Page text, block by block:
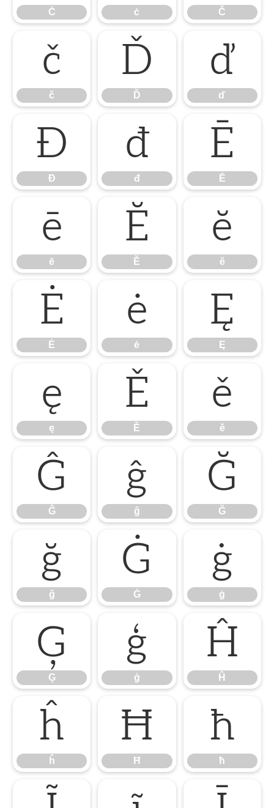
Ċ ċ Č
č
č
Ď
Ď
ď
ď
Đ
Đ
đ
đ
Ē
Ē
ē
ē
Ĕ
Ĕ
ĕ
ĕ
Ė
Ė
ė
ė
Ę
Ę
ę
ę
Ě
Ě
ě
ě
Ĝ
Ĝ
ĝ
ĝ
Ğ
Ğ
ğ
ğ
Ġ
Ġ
ġ
ġ
Ģ
Ģ
ģ
ģ
Ĥ
Ĥ
ĥ
ĥ
Ħ
Ħ
ħ
ħ